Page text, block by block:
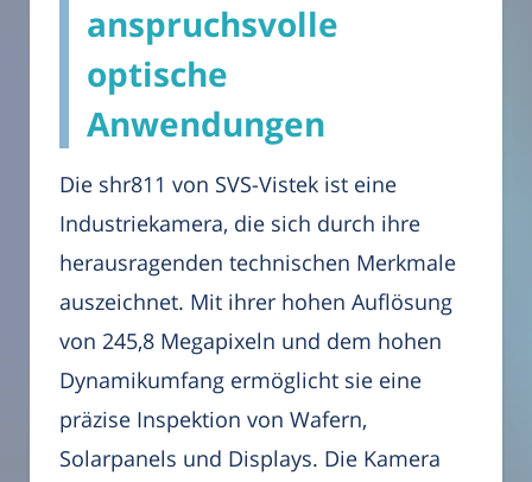
anspruchsvolle
optische
Anwendungen
Die shr811 von SVS-Vistek ist eine
Industriekamera, die sich durch ihre
herausragenden technischen Merkmale
auszeichnet. Mit ihrer hohen Auflösung
von 245,8 Megapixeln und dem hohen
Dynamikumfang ermöglicht sie eine
präzise Inspektion von Wafern,
Solarpanels und Displays. Die Kamera